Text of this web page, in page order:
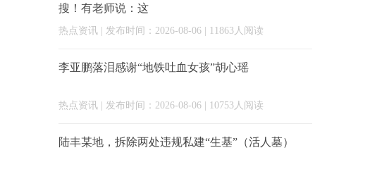
搜！有老师说：这
热点资讯 | 发布时间：2026-08-06 | 11863人阅读
李亚鹏落泪感谢“地铁吐血女孩”胡心瑶
热点资讯 | 发布时间：2026-08-06 | 10753人阅读
陆丰某地，拆除两处违规私建“生基”（活人墓）